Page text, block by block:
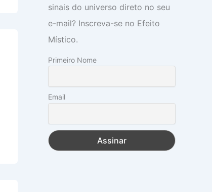
sinais do universo direto no seu
e-mail? Inscreva-se no Efeito
Místico.
Primeiro Nome
Email